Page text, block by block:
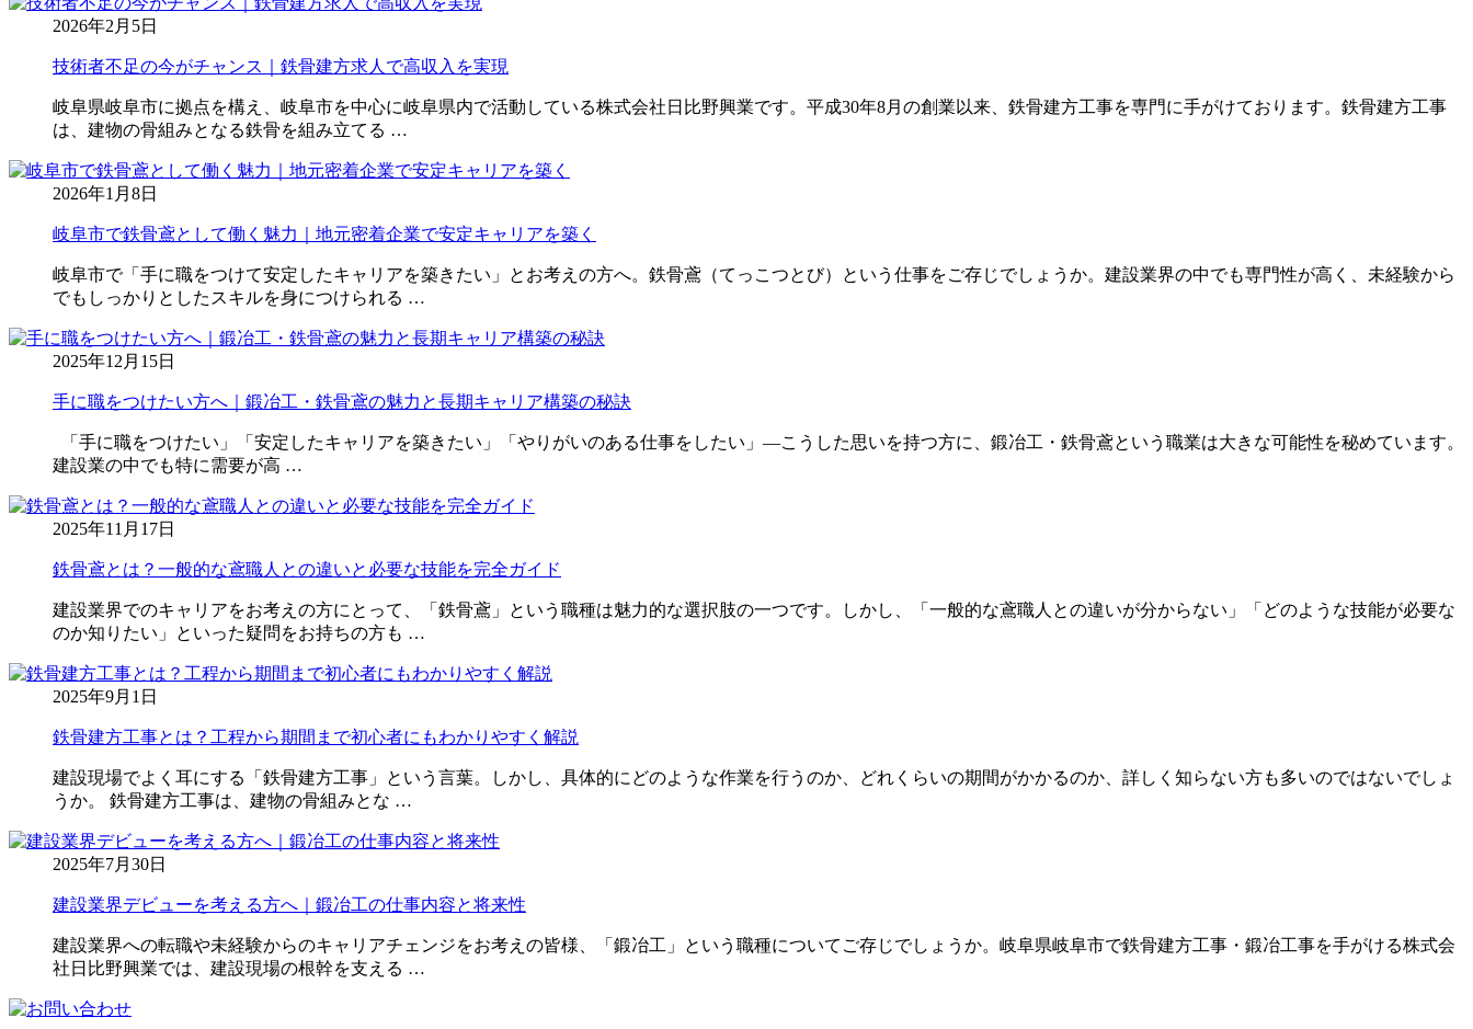
2026年2月5日
技術者不足の今がチャンス｜鉄骨建方求人で高収入を実現
岐阜県岐阜市に拠点を構え、岐阜市を中心に岐阜県内で活動している株式会社日比野興業です。平成30年8月の創業以来、鉄骨建方工事を専門に手がけております。鉄骨建方工事
は、建物の骨組みとなる鉄骨を組み立てる …
2026年1月8日
岐阜市で鉄骨鳶として働く魅力｜地元密着企業で安定キャリアを築く
岐阜市で「手に職をつけて安定したキャリアを築きたい」とお考えの方へ。鉄骨鳶（てっこつとび）という仕事をご存じでしょうか。建設業界の中でも専門性が高く、未経験から
でもしっかりとしたスキルを身につけられる …
2025年12月15日
手に職をつけたい方へ｜鍛冶工・鉄骨鳶の魅力と長期キャリア構築の秘訣
「手に職をつけたい」「安定したキャリアを築きたい」「やりがいのある仕事をしたい」—こうした思いを持つ方に、鍛冶工・鉄骨鳶という職業は大きな可能性を秘めています。
建設業の中でも特に需要が高 …
2025年11月17日
鉄骨鳶とは？一般的な鳶職人との違いと必要な技能を完全ガイド
建設業界でのキャリアをお考えの方にとって、「鉄骨鳶」という職種は魅力的な選択肢の一つです。しかし、「一般的な鳶職人との違いが分からない」「どのような技能が必要な
のか知りたい」といった疑問をお持ちの方も …
2025年9月1日
鉄骨建方工事とは？工程から期間まで初心者にもわかりやすく解説
建設現場でよく耳にする「鉄骨建方工事」という言葉。しかし、具体的にどのような作業を行うのか、どれくらいの期間がかかるのか、詳しく知らない方も多いのではないでしょ
うか。 鉄骨建方工事は、建物の骨組みとな …
2025年7月30日
建設業界デビューを考える方へ｜鍛冶工の仕事内容と将来性
建設業界への転職や未経験からのキャリアチェンジをお考えの皆様、「鍛冶工」という職種についてご存じでしょうか。岐阜県岐阜市で鉄骨建方工事・鍛冶工事を手がける株式会
社日比野興業では、建設現場の根幹を支える …